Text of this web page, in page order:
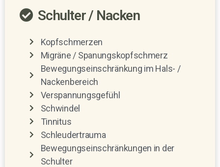
Schulter / Nacken
Kopfschmerzen
Migräne / Spanungskopfschmerz
Bewegungseinschränkung im Hals- /
Nackenbereich
Verspannungsgefühl
Schwindel
Tinnitus
Schleudertrauma
Bewegungseinschränkungen in der
Schulter